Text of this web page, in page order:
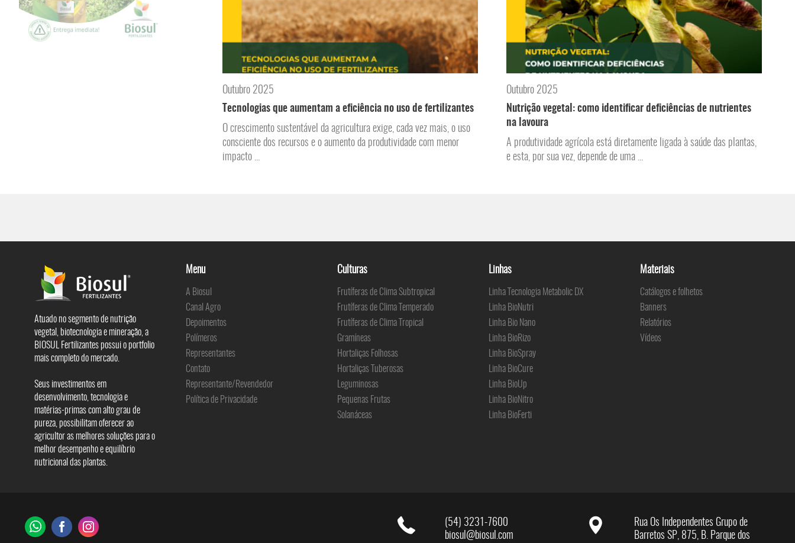
Outubro 2025
Tecnologias que aumentam a eficiência no uso de fertilizantes
O crescimento sustentável da agricultura exige, cada vez mais, o uso
consciente dos recursos e o aumento da produtividade com menor
impacto ...
Outubro 2025
Nutrição vegetal: como identificar deficiências de nutrientes
na lavoura
A produtividade agrícola está diretamente ligada à saúde das plantas,
e esta, por sua vez, depende de uma ...
Atuado no segmento de nutrição
vegetal, biotecnologia e mineração, a
BIOSUL Fertilizantes possui o portfolio
mais completo do mercado.
Seus investimentos em
desenvolvimento, tecnologia e
matérias-primas com alto grau de
pureza, possibilitam oferecer ao
agricultor as melhores soluções para o
melhor desempenho e equilíbrio
nutricional das plantas.
Menu
A Biosul
Canal Agro
Depoimentos
Polímeros
Representantes
Contato
Representante/Revendedor
Política de Privacidade
Culturas
Frutíferas de Clima Subtropical
Frutíferas de Clima Temperado
Frutíferas de Clima Tropical
Gramíneas
Hortaliças Folhosas
Hortaliças Tuberosas
Leguminosas
Pequenas Frutas
Solanáceas
Linhas
Linha Tecnologia Metabolic DX
Linha BioNutri
Linha Bio Nano
Linha BioRizo
Linha BioSpray
Linha BioCure
Linha BioUp
Linha BioNitro
Linha BioFerti
Materiais
Catálogos e folhetos
Banners
Relatórios
Vídeos
(54) 3231-7600
biosul@biosul.com
Rua Os Independentes Grupo de
Barretos SP, 875, B. Parque dos